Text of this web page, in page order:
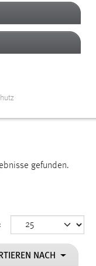
gefunden.
NACH
Funktion der
Einverständnis-